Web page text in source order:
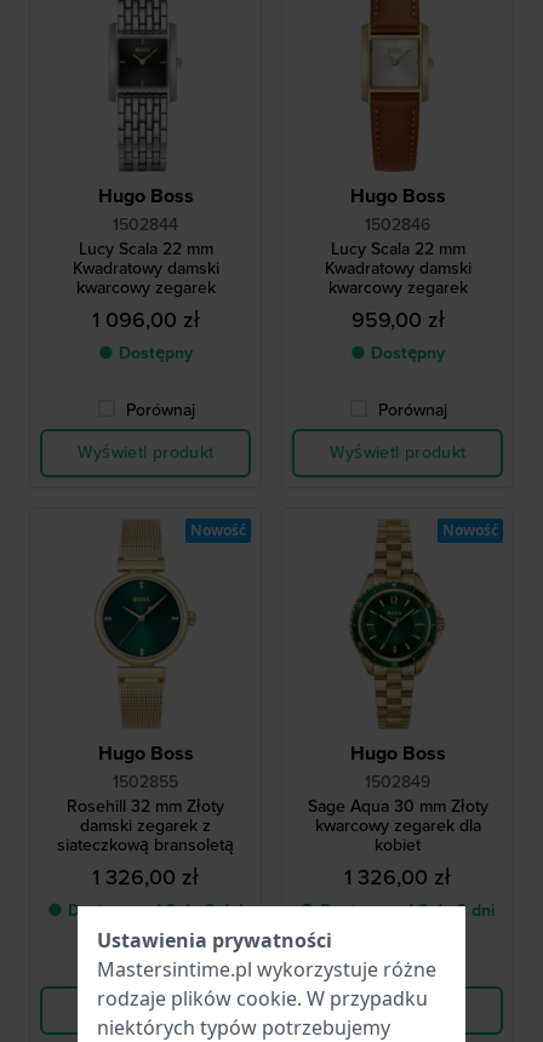
Hugo Boss
1502844
Lucy Scala 22 mm
Kwadratowy damski
kwarcowy zegarek
1 096,00 zł
● Dostępny
Porównaj
Wyświetl produkt
Hugo Boss
1502846
Lucy Scala 22 mm
Kwadratowy damski
kwarcowy zegarek
959,00 zł
● Dostępny
Porównaj
Wyświetl produkt
Hugo Boss
1502855
Rosehill 32 mm Złoty
damski zegarek z
siateczkową bransoletą
1 326,00 zł
● Dostawa od 2 do 3 dni
roboczych
Porównaj
Wyświetl produkt
Nowość
Hugo Boss
1502849
Sage Aqua 30 mm Złoty
kwarcowy zegarek dla
kobiet
1 326,00 zł
● Dostawa od 2 do 3 dni
Porównaj
Wyświetl produkt
Nowość
Ustawienia prywatności
Mastersintime.pl wykorzystuje różne
rodzaje plików cookie. W przypadku
niektórych typów potrzebujemy